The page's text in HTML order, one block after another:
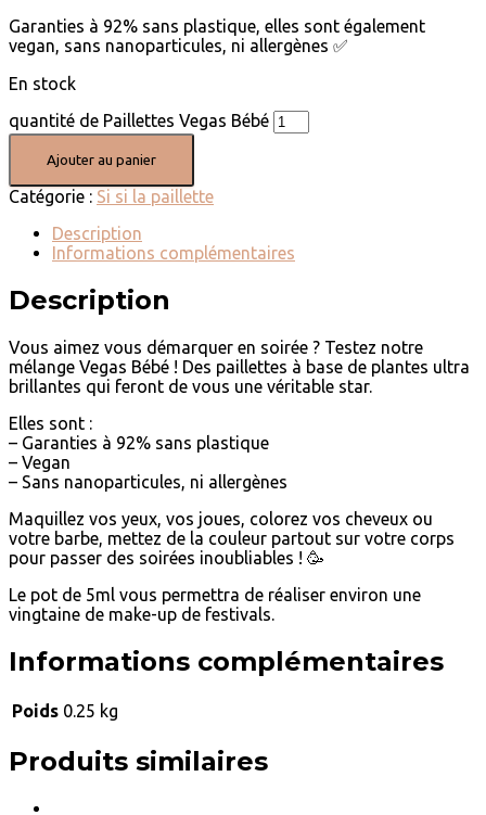
Garanties à 92% sans plastique, elles sont également
vegan, sans nanoparticules, ni allergènes ✅
En stock
quantité de Paillettes Vegas Bébé
Ajouter au panier
Catégorie : Si si la paillette
Description
Informations complémentaires
Description
Vous aimez vous démarquer en soirée ? Testez notre
mélange Vegas Bébé ! Des paillettes à base de plantes ultra
brillantes qui feront de vous une véritable star.
Elles sont :
– Garanties à 92% sans plastique
– Vegan
– Sans nanoparticules, ni allergènes
Maquillez vos yeux, vos joues, colorez vos cheveux ou
votre barbe, mettez de la couleur partout sur votre corps
pour passer des soirées inoubliables ! 🥳
Le pot de 5ml vous permettra de réaliser environ une
vingtaine de make-up de festivals.
Informations complémentaires
Poids 0.25 kg
Produits similaires